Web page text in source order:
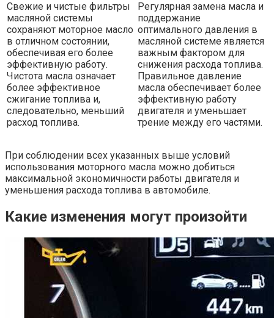
Свежие и чистые фильтры
масляной системы
сохраняют моторное масло
в отличном состоянии,
обеспечивая его более
эффективную работу.
Чистота масла означает
более эффективное
сжигание топлива и,
следовательно, меньший
расход топлива.
Регулярная замена масла и
поддержание
оптимального давления в
масляной системе является
важным фактором для
снижения расхода топлива.
Правильное давление
масла обеспечивает более
эффективную работу
двигателя и уменьшает
трение между его частями.
При соблюдении всех указанных выше условий
использования моторного масла можно добиться
максимальной экономичности работы двигателя и
уменьшения расхода топлива в автомобиле.
Какие изменения могут произойти